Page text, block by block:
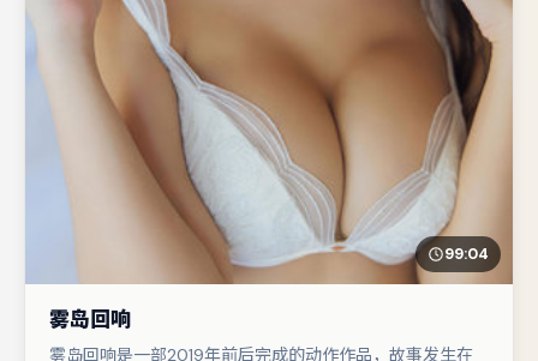
99:04
雾岛回响
雾岛回响是一部2019年前后完成的动作作品，故事发生在